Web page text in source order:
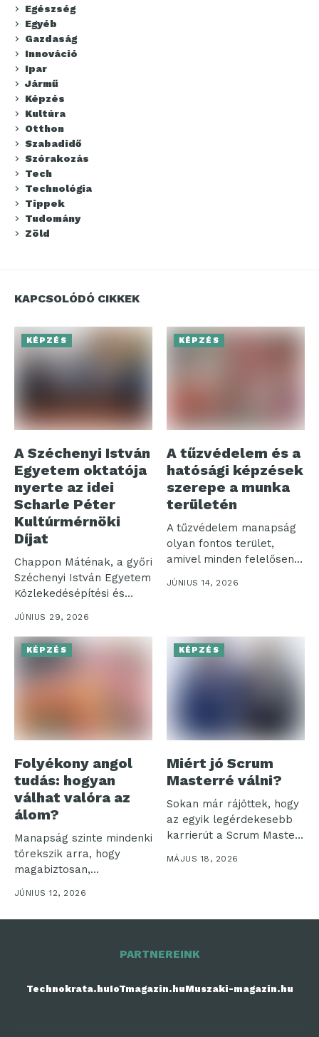
Egészség
Egyéb
Gazdaság
Innováció
Ipar
Jármű
Képzés
Kultúra
Otthon
Szabadidő
Szórakozás
Tech
Technológia
Tippek
Tudomány
Zöld
KAPCSOLÓDÓ CIKKEK
KÉPZÉS
A Széchenyi István
Egyetem oktatója
nyerte az idei
Scharle Péter
Kultúrmérnöki
Díjat
Chappon Máténak, a győri
Széchenyi István Egyetem
Közlekedésépítési és
Vízmérnöki Tanszéke
oktatójának...
JÚNIUS 29, 2026
KÉPZÉS
A tűzvédelem és a
hatósági képzések
szerepe a munka
területén
A tűzvédelem manapság
olyan fontos terület,
amivel minden felelősen
működő vállalkozásnak
foglalkoznia...
JÚNIUS 14, 2026
KÉPZÉS
Folyékony angol
tudás: hogyan
válhat valóra az
álom?
Manapság szinte mindenki
törekszik arra, hogy
magabiztosan,
természetesen beszéljen
angolul. Azonban
gyakran...
JÚNIUS 12, 2026
KÉPZÉS
Miért jó Scrum
Masterré válni?
Sokan már rájöttek, hogy
az egyik legérdekesebb
karrierút a Scrum Master
szerep...
MÁJUS 18, 2026
PARTNEREINK
Technokrata.huIoTmagazin.huMuszaki-magazin.hu